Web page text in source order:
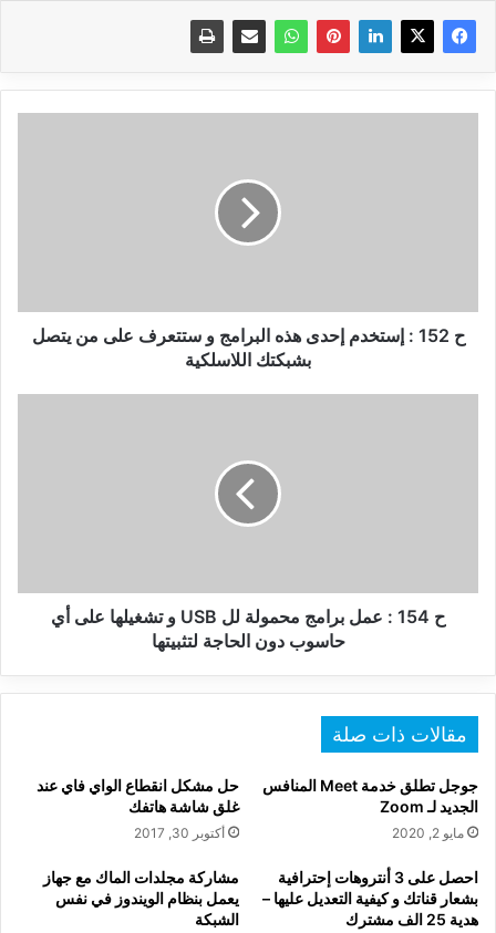
ستتعرف
على
ح 152 : إستخدم إحدى هذه البرامج و ستتعرف على من يتصل
بشبكتك اللاسلكية
و
تشغيلها
الحاجة
لتثبيتها
ح 154 : عمل برامج محمولة لل USB و تشغيلها على أي
حاسوب دون الحاجة لتثبيتها
مقالات ذات صلة
جوجل تطلق خدمة Meet المنافس
الجديد لـ Zoom
مايو 2, 2020
حل مشكل انقطاع الواي فاي عند
غلق شاشة هاتفك
أكتوبر 30, 2017
احصل على 3 أنتروهات إحترافية
بشعار قناتك و كيفية التعديل عليها –
هدية 25 الف مشترك
مشاركة مجلدات الماك مع جهاز
يعمل بنظام الويندوز في نفس
الشبكة